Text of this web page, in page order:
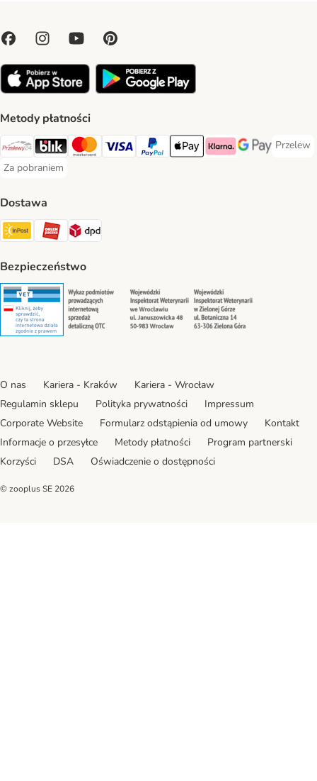
Metody płatności
Przelewy24 Payment Method
Blik Payment Method
MasterCard Payment Method
Visa Payment Method
PayPal Payment Method
Apple Pay Payment Method
Klarna Payment Method
Google Pay
Przelew
Przelew
Za pobraniem
Za pobraniem Payment Method
Dostawa
Paczkomat® Shipping Method
ORLEN Paczka Shipping Method
Bezpieczeństwo
Security Security Security
O nas Kariera - Kraków
Kariera - Wrocław
Regulamin sklepu
Polityka prywatności
Impressum
Corporate Website
Formularz odstąpienia od umowy
Kontakt
Informacje o przesyłce
Metody płatności
Program partnerski
Korzyści
DSA Oświadczenie o dostępności
© zooplus SE 2026